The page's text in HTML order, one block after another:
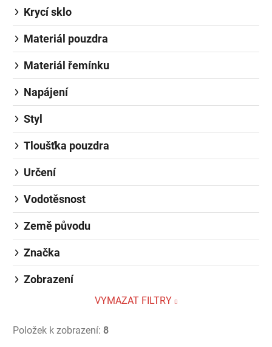
Krycí sklo
Materiál pouzdra
Materiál řemínku
Napájení
Styl
Tloušťka pouzdra
Určení
Vodotěsnost
Země původu
Značka
Zobrazení
VYMAZAT FILTRY
Položek k zobrazení: 8